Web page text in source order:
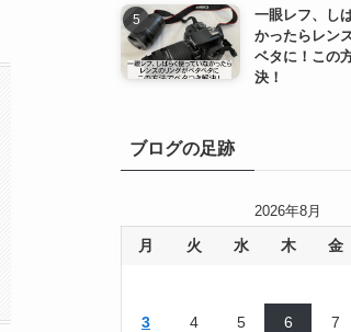
一眼レフ、し
かったらレン
ベタに！この
決！
ブログの足跡
2026年8月
月 火 水 木 金
3 4 5 6 7